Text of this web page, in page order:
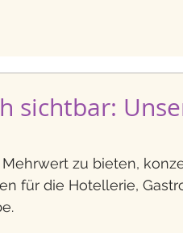
sichtbar:
zu bieten,
für die Hotellerie,